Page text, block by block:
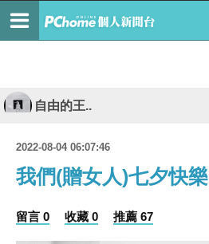
自由的王..
2022-08-04 06:07:46
我們(贈女人)七夕快樂
留言 0 收藏 0 推薦 67